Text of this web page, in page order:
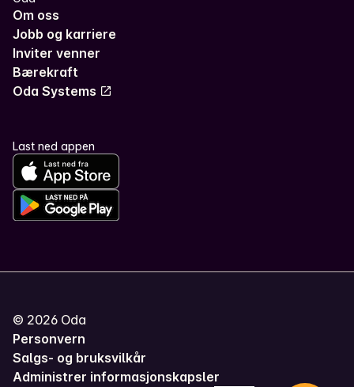
Om oss
Jobb og karriere
Inviter venner
Bærekraft
Oda Systems
Last ned appen
© 2026 Oda
Personvern
Salgs- og bruksvilkår
Administrer informasjonskapsler